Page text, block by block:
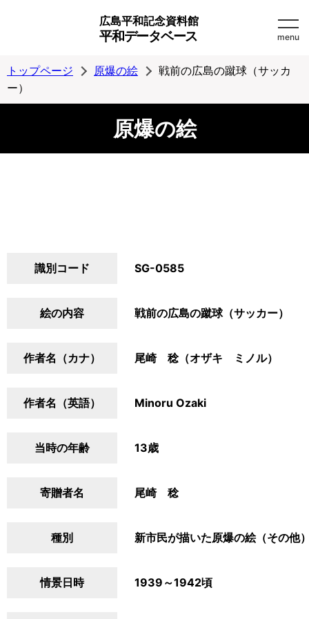
広島平和記念資料館
平和データベース menu
トップページ 原爆の絵
戦前の広島の蹴球（サッカ
ー）
原爆の絵
識別コード SG-0585
絵の内容 戦前の広島の蹴球（サッカー）
作者名（カナ） 尾崎 稔（オザキ ミノル）
作者名（英語） Minoru Ozaki
当時の年齢 13歳
寄贈者名 尾崎 稔
種別 新市民が描いた原爆の絵（その他
情景日時 1939～1942頃